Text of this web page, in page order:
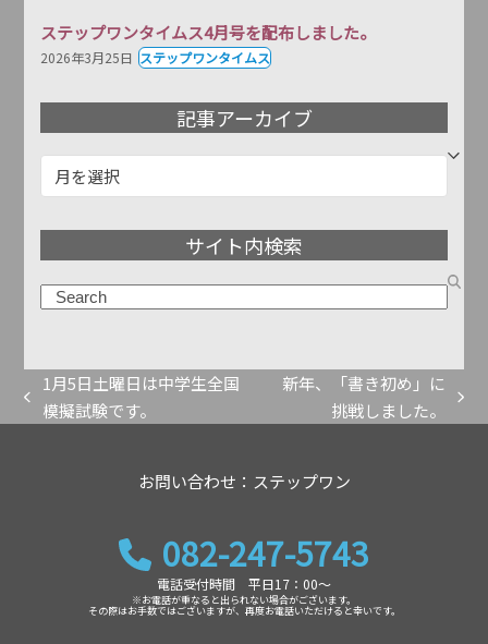
ステップワンタイムス4月号を配布しました。
2026年3月25日 ステップワンタイムス
記事アーカイブ
事
イ
サイト内検索
previous
1月5日土曜日は中学生全国
模擬試験です。
新年、「書き初め」に
挑戦しました。
お問い合わせ：ステップワン
082-247-5743
電話受付時間 平日17：00～
※お電話が重なると出られない場合がございます。
その際はお手数ではございますが、再度お電話いただけると幸いです。